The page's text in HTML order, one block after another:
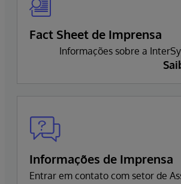
Fact Sheet de Imprensa
Informações sobre a
Informações de Imprensa
Entrar em contato com setor de